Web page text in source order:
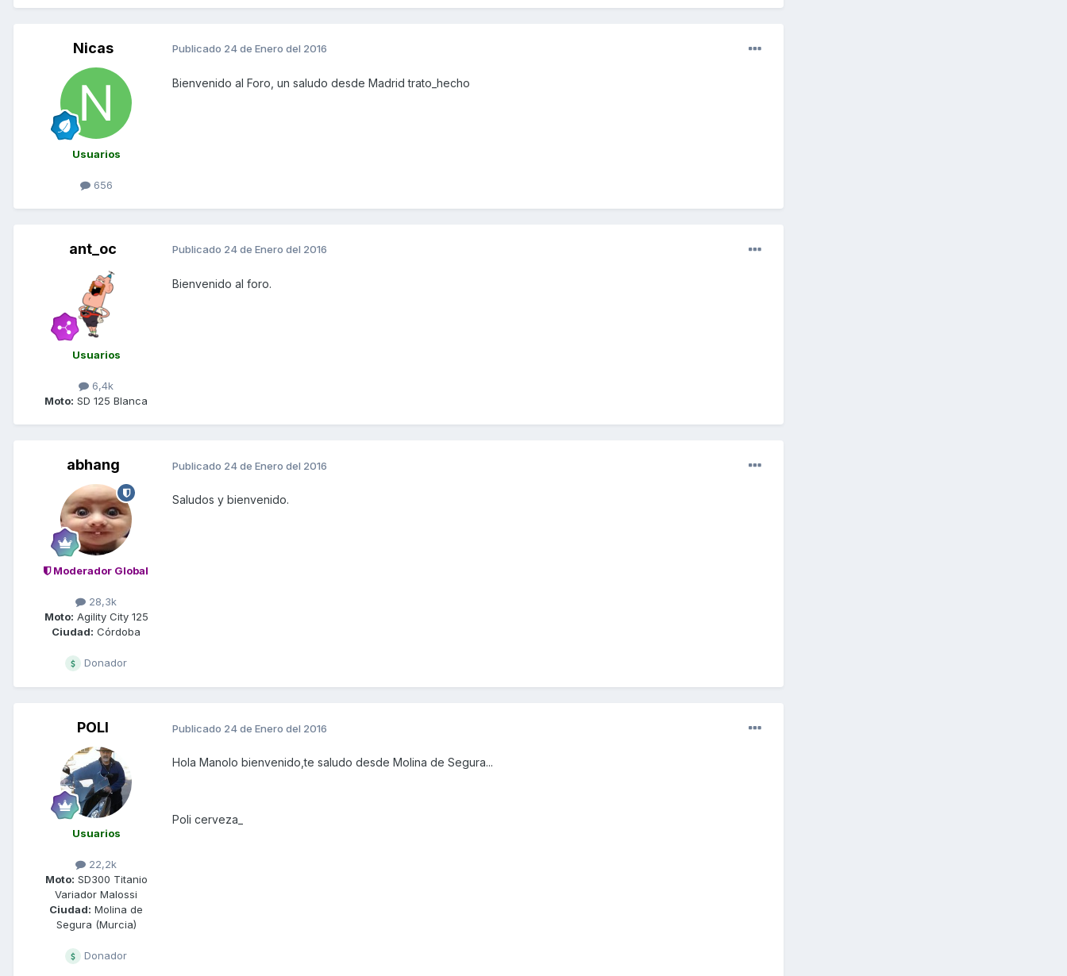
Nicas
Usuarios
656
Publicado 24 de Enero del 2016
Bienvenido al Foro, un saludo desde Madrid trato_hecho
ant_oc
Usuarios
6,4k
Moto: SD 125 Blanca
Publicado 24 de Enero del 2016
Bienvenido al foro.
abhang
Moderador Global
28,3k
Moto: Agility City 125
Ciudad: Córdoba
Donador
Publicado 24 de Enero del 2016
Saludos y bienvenido.
POLI
Usuarios
22,2k
Moto: SD300 Titanio
Variador Malossi
Ciudad: Molina de
Segura (Murcia)
Donador
Publicado 24 de Enero del 2016
Hola Manolo bienvenido,te saludo desde Molina de Segura...
Poli cerveza_